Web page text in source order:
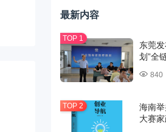
最新内容
东莞
划”全
840
海南
大赛